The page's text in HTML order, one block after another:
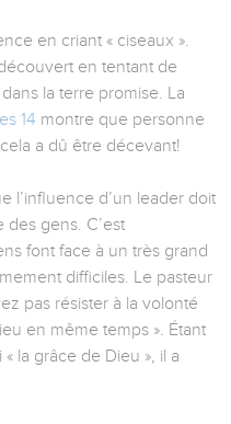
en criant « ciseaux ».
en tentant de
la terre promise. La
14 montre que personne
a dû être décevant!
l’influence d’un leader doit
gens. C’est
font face à un très grand
difficiles. Le pasteur
pas résister à la volonté
en même temps ». Étant
la grâce de Dieu », il a